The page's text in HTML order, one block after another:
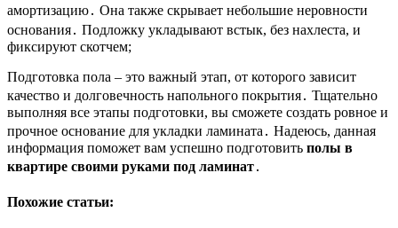
амортизацию․ Она также скрывает небольшие неровности
основания․ Подложку укладывают встык, без нахлеста, и
фиксируют скотчем;
Подготовка пола – это важный этап, от которого зависит
качество и долговечность напольного покрытия․ Тщательно
выполняя все этапы подготовки, вы сможете создать ровное и
прочное основание для укладки ламината․ Надеюсь, данная
информация поможет вам успешно подготовить полы в
квартире своими руками под ламинат․
Похожие статьи: